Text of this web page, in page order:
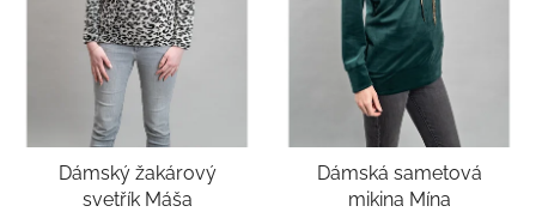
Dámský žakárový
svetřík Máša
Dámská sametová
mikina Mína